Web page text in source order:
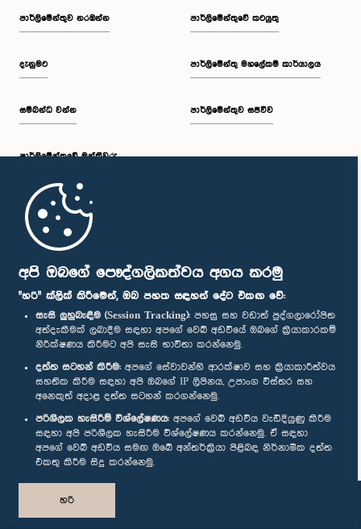
අපි ඔබගේ පෞද්ගලිකත්වය අගය කරමු
"හරි" ක්ලික් කිරීමෙන්, ඔබ පහත සඳහන් දේට එකඟ වේ:
සැසි ලුහුබැඳීම (Session Tracking): පහසු සහ වඩාත් පුද්ගලාරෝපිත
අත්දැකීමක් ලබාදීම සඳහා අපගේ වෙබ් අඩවියේ ඔබගේ ක්‍රියාකාරකම්
නිරීක්ෂණය කිරීමට අපි සැසි භාවිතා කරන්නෙමු.
දත්ත සටහන් කිරීම: අපගේ සේවාවන්හි ආරක්ෂාව සහ ක්‍රියාකාරීත්වය
සහතික කිරීම සඳහා අපි ඔබගේ IP ලිපිනය, උපාංග විස්තර සහ
අනෙකුත් අදාළ දත්ත සටහන් කරගන්නෙමු.
පරිශීලක හැසිරීම් විශ්ලේෂණය: අපගේ වෙබ් අඩවිය වැඩිදියුණු කිරීම
සඳහා අපි පරිශීලක හැසිරීම විශ්ලේෂණය කරන්නෙමු. ඒ සඳහා
අපගේ වෙබ් අඩවිය සමඟ ඔබේ අන්තර්ක්‍රියා පිළිබඳ නිර්නාමික දත්ත
එකතු කිරීම සිදු කරන්නෙමු.
හරි
පාර්ලි‌මේන්තුව නරඹන්න
දැනුමට
සම්බන්ධ වන්න
පාර්ලි‌මේන්තුවේ මන්ත්‍රීවරු
මුල් පිටුව
පාර්ලිමේන්තුවේ කටයුතු
පාර්ලිමේන්තු මහලේකම් කාර්යාලය
පාර්ලිමේන්තුව සජීවීව
පාර්ලිමේන්තු ජංගම යෙදුම
අප හා සම්බන්ධ වී සිටින්න :
සම්මාන
පෞද්ගලිකත්ව ප්‍රතිපත්තිය